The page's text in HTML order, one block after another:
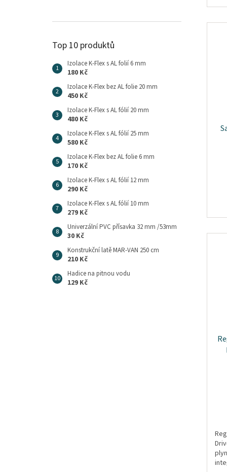
Top 10 produktů
Izolace K-Flex s AL folií 6 mm
180 Kč
Izolace K-Flex bez AL folie 20 mm
450 Kč
Izolace K-Flex s AL fólií 20 mm
480 Kč
Izolace K-Flex s AL fólií 25 mm
580 Kč
Izolace K-Flex bez AL folie 6 mm
170 Kč
Izolace K-Flex s AL fólií 12 mm
290 Kč
Izolace K-Flex s AL fólií 10 mm
279 Kč
Univerzální PVC přísavka 32 mm /53mm
30 Kč
Konstrukční latě MAR-VAN 250 cm
210 Kč
Hadice na pitnou vodu
129 Kč